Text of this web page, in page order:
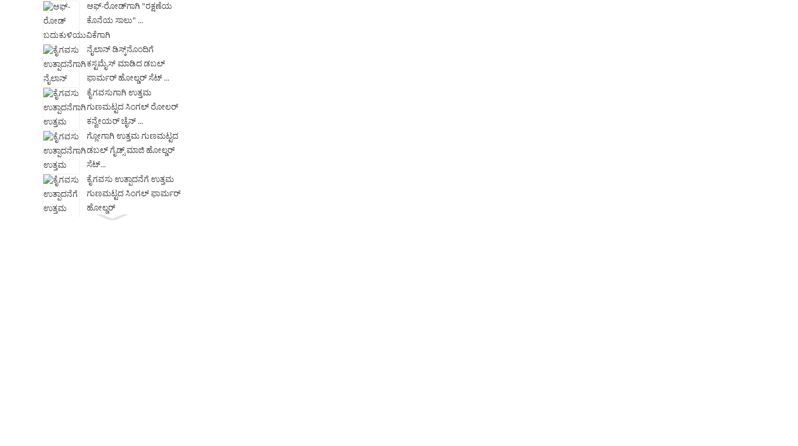
ಆಫ್-ರೋಡ್‌ಗಾಗಿ "ರಕ್ಷಣೆಯ
ಕೊನೆಯ ಸಾಲು" ...
ನೈಲಾನ್ ಡಿಸ್ಕ್‌ನೊಂದಿಗೆ
ಕಸ್ಟಮೈಸ್ ಮಾಡಿದ ಡಬಲ್
ಫಾರ್ಮರ್ ಹೋಲ್ಡರ್ ಸೆಟ್ ...
ಕೈಗವಸುಗಾಗಿ ಉತ್ತಮ
ಗುಣಮಟ್ಟದ ಸಿಂಗಲ್ ರೋಲರ್
ಕನ್ವೇಯರ್ ಚೈನ್ ...
ಗ್ಲೋಗಾಗಿ ಉತ್ತಮ ಗುಣಮಟ್ಟದ
ಡಬಲ್ ಗೈಡ್ಸ್ ಮಾಜಿ ಹೋಲ್ಡರ್
ಸೆಟ್...
ಕೈಗವಸು ಉತ್ಪಾದನೆಗೆ ಉತ್ತಮ
ಗುಣಮಟ್ಟದ ಸಿಂಗಲ್ ಫಾರ್ಮರ್
ಹೋಲ್ಡರ್
ಕ್ಲಚ್ ಬಿಡುಗಡೆ ಬೇರಿಂಗ್